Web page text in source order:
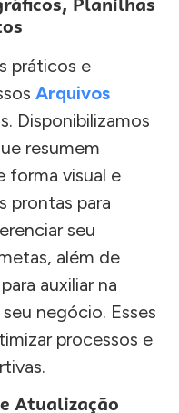
práticos e
Arquivos
Disponibilizamos
resumem
forma visual e
prontas para
seu
além de
auxiliar na
negócio. Esses
processos e
Atualização